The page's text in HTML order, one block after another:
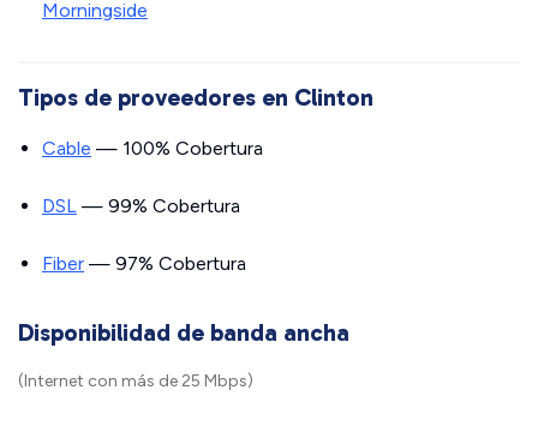
Morningside
Tipos de proveedores en Clinton
Cable — 100% Cobertura
DSL — 99% Cobertura
Fiber — 97% Cobertura
Disponibilidad de banda ancha
(Internet con más de 25 Mbps)